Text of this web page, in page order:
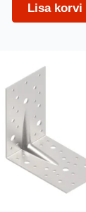
Lisa korvi